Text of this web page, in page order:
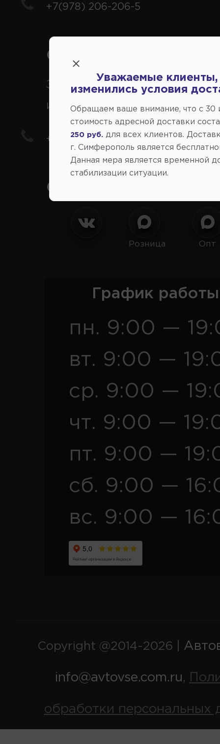
+7(978) 206-206-5
Справочный центр:
Заказ шин, дисков,
иномарки
+7(978) 206-206-8
Социальные сети:
Розница Опт
График
пн. 9:00 —
вт. 9:00 —
ср. 9:00 —
чт. 9:00 —
пт. 9:00 —
сб. 9:00 —
вс. 9:00 —
Copyright @2014-2026 |
info@avtovse.com.ru,
обработки персональных
Уважаемые клиенты,
изменились условия
Обращаем ваше внимание, что c 30
стоимость адресной доставки
250 руб.
для всех клиентов.
г. Симферополь является
Данная мера является временной
стабилизации ситуации.